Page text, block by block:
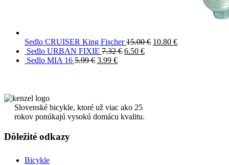
Sedlo CRUISER King Fischer 15.00€ 10.80 €
Sedlo URBAN FIXIE 7.32€ 6.50 €
Sedlo MIA 16 5.99€ 3.99 €
Slovenské bicykle, ktoré už viac ako 25
rokov ponúkajú vysokú domácu kvalitu.
Dôležité odkazy
Bicykle